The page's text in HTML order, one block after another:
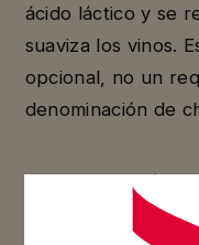
ácido láctico y se
suaviza los vinos.
opcional, no un
denominación de
La fermentación
el estilo de los